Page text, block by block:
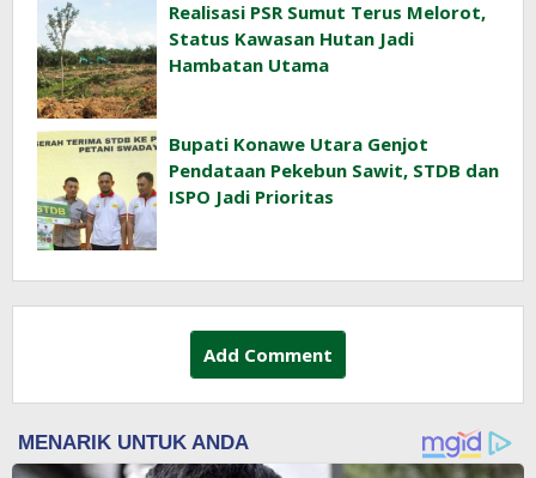
Realisasi PSR Sumut Terus Melorot,
Status Kawasan Hutan Jadi
Hambatan Utama
Bupati Konawe Utara Genjot
Pendataan Pekebun Sawit, STDB dan
ISPO Jadi Prioritas
Add Comment